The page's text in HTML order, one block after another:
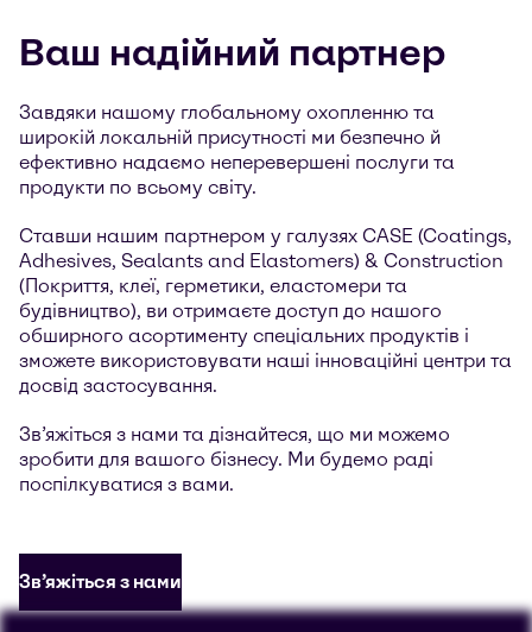
Ваш надійний партнер
Завдяки нашому глобальному охопленню та
широкій локальній присутності ми безпечно й
ефективно надаємо неперевершені послуги та
продукти по всьому світу.
Ставши нашим партнером у галузях CASE (Coatings,
Adhesives, Sealants and Elastomers) & Construction
(Покриття, клеї, герметики, еластомери та
будівництво), ви отримаєте доступ до нашого
обширного асортименту спеціальних продуктів і
зможете використовувати наші інноваційні центри та
досвід застосування.
Зв’яжіться з нами та дізнайтеся, що ми можемо
зробити для вашого бізнесу. Ми будемо раді
поспілкуватися з вами.
Зв’яжіться з нами